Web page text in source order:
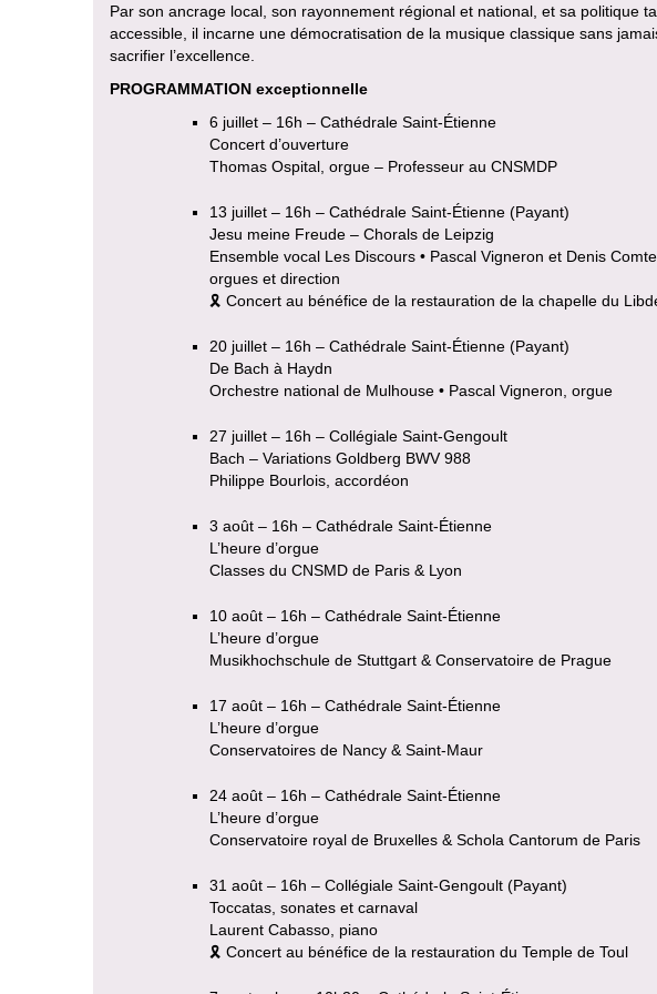
Par son ancrage local, son rayonnement régional et national, et sa politique
accessible, il incarne une démocratisation de la musique classique sans
sacrifier l’excellence.
PROGRAMMATION exceptionnelle
6 juillet – 16h – Cathédrale Saint-Étienne
Concert d’ouverture
Thomas Ospital, orgue – Professeur au CNSMDP
13 juillet – 16h – Cathédrale Saint-Étienne (Payant)
Jesu meine Freude – Chorals de Leipzig
Ensemble vocal Les Discours • Pascal Vigneron et Denis
orgues et direction
🎗 Concert au bénéfice de la restauration de la chapelle du
20 juillet – 16h – Cathédrale Saint-Étienne (Payant)
De Bach à Haydn
Orchestre national de Mulhouse • Pascal Vigneron, orgue
27 juillet – 16h – Collégiale Saint-Gengoult
Bach – Variations Goldberg BWV 988
Philippe Bourlois, accordéon
3 août – 16h – Cathédrale Saint-Étienne
L’heure d’orgue
Classes du CNSMD de Paris & Lyon
10 août – 16h – Cathédrale Saint-Étienne
L’heure d’orgue
Musikhochschule de Stuttgart & Conservatoire de Prague
17 août – 16h – Cathédrale Saint-Étienne
L’heure d’orgue
Conservatoires de Nancy & Saint-Maur
24 août – 16h – Cathédrale Saint-Étienne
L’heure d’orgue
Conservatoire royal de Bruxelles & Schola Cantorum de Paris
31 août – 16h – Collégiale Saint-Gengoult (Payant)
Toccatas, sonates et carnaval
Laurent Cabasso, piano
🎗 Concert au bénéfice de la restauration du Temple de Toul